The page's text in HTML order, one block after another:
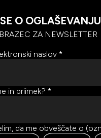
O
ZA NEWSLETTER
naslov *
in priimek? *
da me obveščate o